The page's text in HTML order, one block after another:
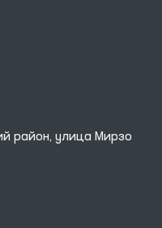
район, улица Мирзо